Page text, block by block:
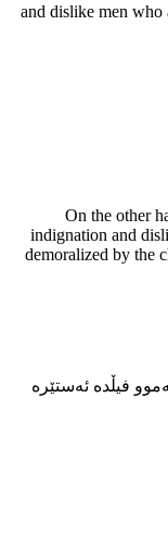
and dislike men who
On the other
indignation and
demoralized by the
فیڵدە ئەستێرە